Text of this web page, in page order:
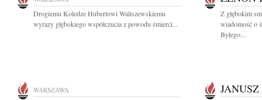
Drogiemu Koledze Hubertowi Waliszewskiemu
wyrazy głębokiego współczucia z powodu śmierci...
Z głębokim
wiadomość o
Byłego...
WARSZAWA